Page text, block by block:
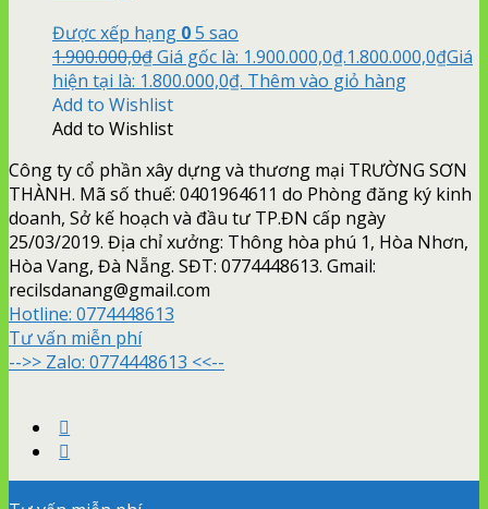
Được xếp hạng 05 sao
1.900.000,0₫Giá gốc là: 1.900.000,0₫.1.800.000,0₫Giá
hiện tại là: 1.800.000,0₫. Thêm vào giỏ hàng
Add to Wishlist
Add to Wishlist
Công ty cổ phần xây dựng và thương mại TRƯỜNG SƠN
THÀNH. Mã số thuế: 0401964611 do Phòng đăng ký kinh
doanh, Sở kế hoạch và đầu tư TP.ĐN cấp ngày
25/03/2019. Địa chỉ xưởng: Thông hòa phú 1, Hòa Nhơn,
Hòa Vang, Đà Nẵng. SĐT: 0774448613. Gmail:
recilsdanang@gmail.com
Hotline: 0774448613
Tư vấn miễn phí
-->> Zalo: 0774448613 <<--